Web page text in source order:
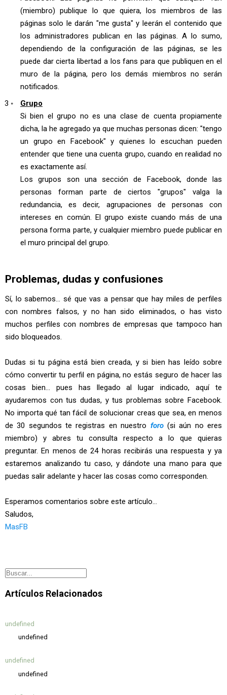
(miembro) publique lo que quiera, los miembros de las
páginas solo le darán "me gusta" y leerán el contenido que
los administradores publican en las páginas. A lo sumo,
dependiendo de la configuración de las páginas, se les
puede dar cierta libertad a los fans para que publiquen en el
muro de la página, pero los demás miembros no serán
notificados.
Grupo
Si bien el grupo no es una clase de cuenta propiamente
dicha, la he agregado ya que muchas personas dicen: "tengo
un grupo en Facebook" y quienes lo escuchan pueden
entender que tiene una cuenta grupo, cuando en realidad no
es exactamente así.
Los grupos son una sección de Facebook, donde las
personas forman parte de ciertos "grupos" valga la
redundancia, es decir, agrupaciones de personas con
intereses en común. El grupo existe cuando más de una
persona forma parte, y cualquier miembro puede publicar en
el muro principal del grupo.
Problemas, dudas y confusiones
Sí, lo sabemos... sé que vas a pensar que hay miles de perfiles
con nombres falsos, y no han sido eliminados, o has visto
muchos perfiles con nombres de empresas que tampoco han
sido bloqueados.
Dudas si tu página está bien creada, y si bien has leído sobre
cómo convertir tu perfil en página, no estás seguro de hacer las
cosas bien... pues has llegado al lugar indicado, aquí te
ayudaremos con tus dudas, y tus problemas sobre Facebook.
No importa qué tan fácil de solucionar creas que sea, en menos
de 30 segundos te registras en nuestro foro(si aún no eres
miembro) y abres tu consulta respecto a lo que quieras
preguntar. En menos de 24 horas recibirás una respuesta y ya
estaremos analizando tu caso, y dándote una mano para que
puedas salir adelante y hacer las cosas como corresponden.
Esperamos comentarios sobre este artículo...
Saludos,
MasFB
Artículos Relacionados
undefined
undefined
undefined
undefined